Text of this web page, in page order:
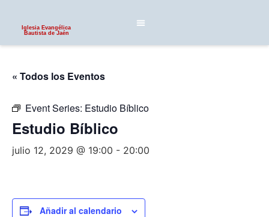
Iglesia Evangélica
Bautista de Jaén
« Todos los Eventos
Event Series: Estudio Bíblico
Estudio Bíblico
julio 12, 2029 @ 19:00 - 20:00
Añadir al calendario